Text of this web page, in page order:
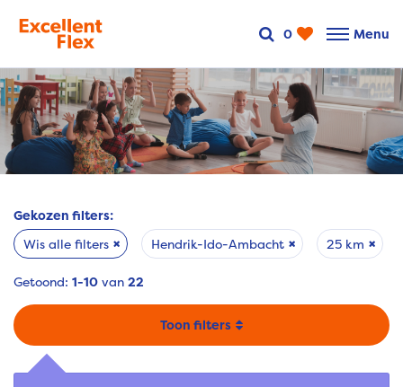
0 Menu
Gekozen filters:
Wis alle filters
Hendrik-Ido-Ambacht 25 km
Getoond: 1-10 van 22
filters